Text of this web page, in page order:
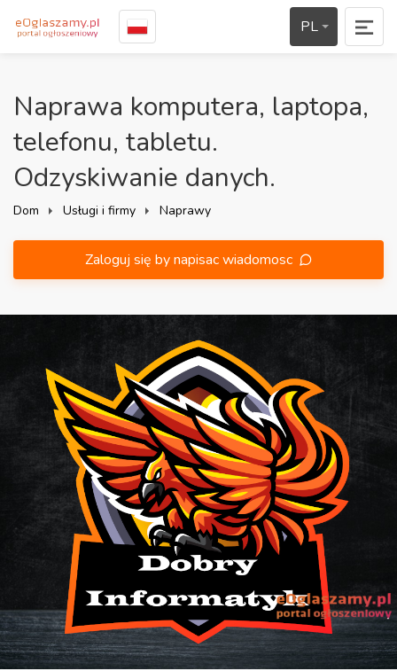
PL
Naprawa komputera, laptopa,
telefonu, tabletu.
Odzyskiwanie danych.
Dom Usługi i firmy Naprawy
Zaloguj się by napisac wiadomosc